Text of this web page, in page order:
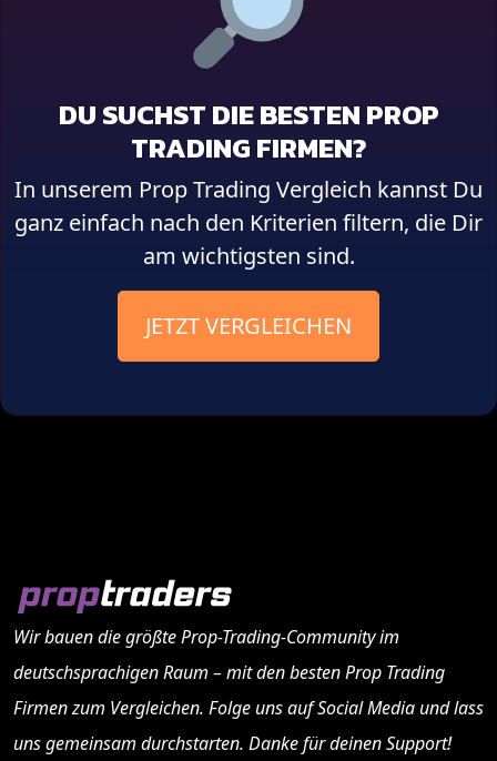
DU SUCHST DIE BESTEN PROP
TRADING FIRMEN?
In unserem Prop Trading Vergleich kannst Du
ganz einfach nach den Kriterien filtern, die Dir
am wichtigsten sind.
JETZT VERGLEICHEN
Wir bauen die größte Prop-Trading-Community im
deutschsprachigen Raum – mit den bestenProp Trading
Firmenzum Vergleichen. Folge uns auf Social Media und lass
uns gemeinsam durchstarten. Danke für deinen Support!